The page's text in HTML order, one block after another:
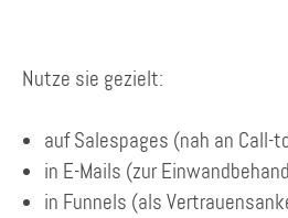
Nutze sie gezielt:
auf Salespages (nah an Call-
in E-Mails (zur
in Funnels (als